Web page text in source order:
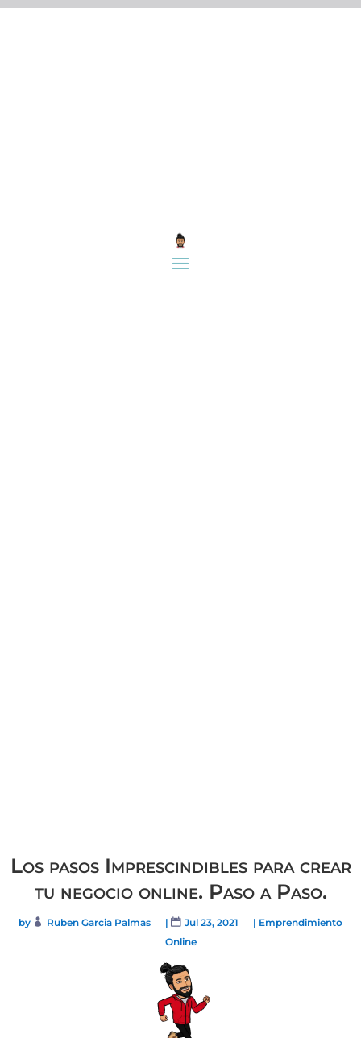
Los pasos Imprescindibles para crear
tu negocio online. Paso a Paso.
by Ruben Garcia Palmas | Jul 23, 2021 | Emprendimiento
Online